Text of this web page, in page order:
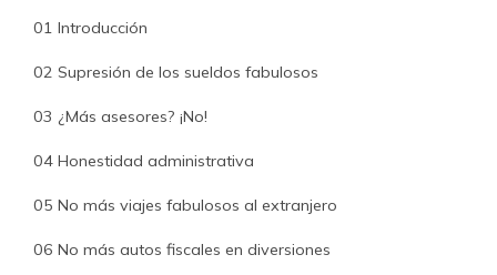
01 Introducción
02 Supresión de los sueldos fabulosos
03 ¿Más asesores? ¡No!
04 Honestidad administrativa
05 No más viajes fabulosos al extranjero
06 No más autos fiscales en diversiones